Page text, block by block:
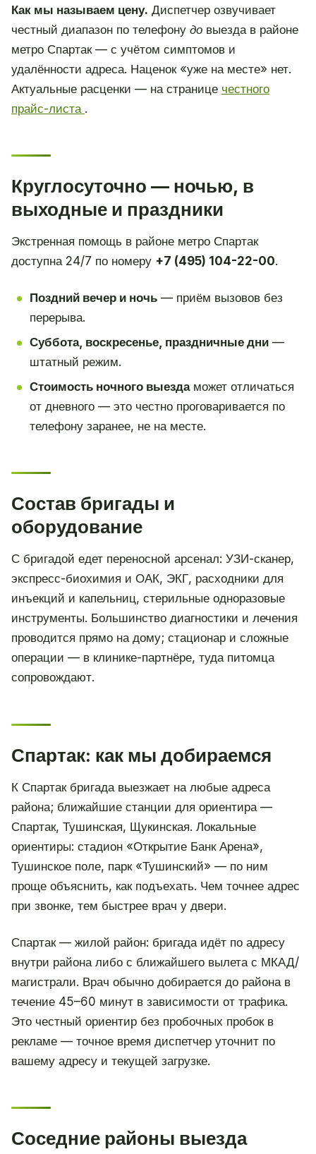
Как мы называем цену. Диспетчер озвучивает
честный диапазон по телефону до выезда в районе
метро Спартак — с учётом симптомов и
удалённости адреса. Наценок «уже на месте» нет.
Актуальные расценки — на странице честного
прайс-листа .
Круглосуточно — ночью, в
выходные и праздники
Экстренная помощь в районе метро Спартак
доступна 24/7 по номеру +7 (495) 104-22-00.
Поздний вечер и ночь— приём вызовов без
перерыва.
Суббота, воскресенье, праздничные дни—
штатный режим.
Стоимость ночного выездаможет отличаться
от дневного — это честно проговаривается по
телефону заранее, не на месте.
Состав бригады и
оборудование
С бригадой едет переносной арсенал: УЗИ-сканер,
экспресс-биохимия и ОАК, ЭКГ, расходники для
инъекций и капельниц, стерильные одноразовые
инструменты. Большинство диагностики и лечения
проводится прямо на дому; стационар и сложные
операции — в клинике-партнёре, туда питомца
сопровождают.
Спартак: как мы добираемся
К Спартак бригада выезжает на любые адреса
района; ближайшие станции для ориентира —
Спартак, Тушинская, Щукинская. Локальные
ориентиры: стадион «Открытие Банк Арена»,
Тушинское поле, парк «Тушинский» — по ним
проще объяснить, как подъехать. Чем точнее адрес
при звонке, тем быстрее врач у двери.
Спартак — жилой район: бригада идёт по адресу
внутри района либо с ближайшего вылета с МКАД/
магистрали. Врач обычно добирается до района в
течение 45–60 минут в зависимости от трафика.
Это честный ориентир без пробочных пробок в
рекламе — точное время диспетчер уточнит по
вашему адресу и текущей загрузке.
Соседние районы выезда